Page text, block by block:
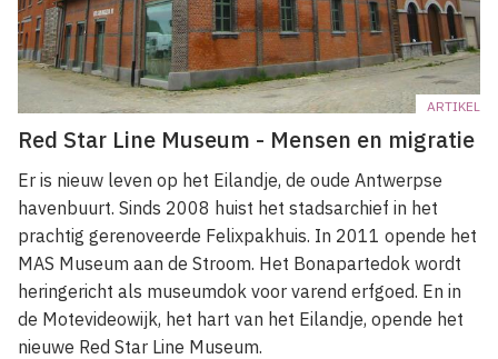
ARTIKEL
Red Star Line Museum - Mensen en migratie
Er is nieuw leven op het Eilandje, de oude Antwerpse
havenbuurt. Sinds 2008 huist het stadsarchief in het
prachtig gerenoveerde Felixpakhuis. In 2011 opende het
MAS Museum aan de Stroom. Het Bonapartedok wordt
heringericht als museumdok voor varend erfgoed. En in
de Motevideowijk, het hart van het Eilandje, opende het
nieuwe Red Star Line Museum.